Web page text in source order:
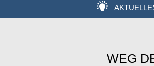
WEG